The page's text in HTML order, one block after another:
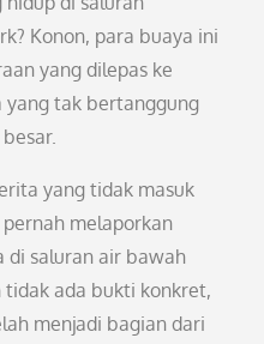
Konon, para buaya ini
yang dilepas ke
yang tak bertanggung
yang tidak masuk
melaporkan
di saluran air bawah
tidak ada bukti konkret,
menjadi bagian dari